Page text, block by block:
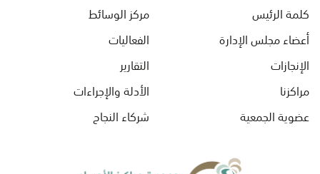
كلمة الرئيس
أعضاء مجلس الإدارة
الإنجازات
مراكزنا
عضوية الجمعية
مركز الوسائط
الفعاليات
التقارير
الأدلة والإجراءات
شركاء النجاح